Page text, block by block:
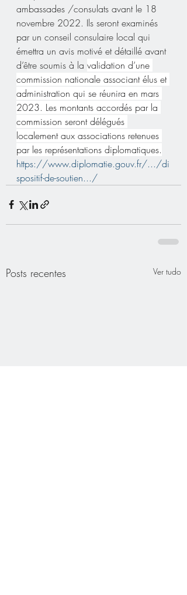
ambassades /consulats avant le 18
novembre 2022. Ils seront examinés
par un conseil consulaire local qui
émettra un avis motivé et détaillé avant
d’être soumis à la validation d’une
commission nationale associant élus et
administration qui se réunira en mars
2023. Les montants accordés par la
commission seront délégués
localement aux associations retenues
par les représentations diplomatiques.
https://www.diplomatie.gouv.fr/.../di
spositif-de-soutien.../
Posts recentes Ver tudo